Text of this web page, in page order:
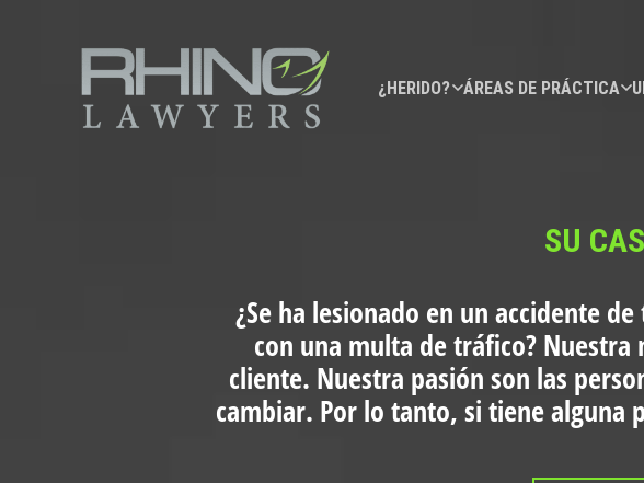
¿HERIDO? ÁREAS DE PRÁCTICA
SU
¿Se ha lesionado en un accidente
con una multa de tráfico?Nuestra
cliente. Nuestra pasión son las
cambiar. Por lo tanto, si tiene alguna